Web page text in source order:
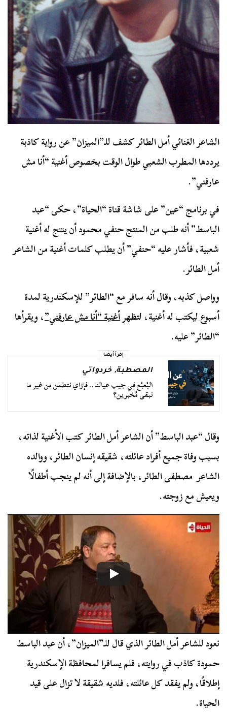
الشاعر الغنائي أمل الطائر كشف للـ”الميزان” عن رواية كاذبة
يرددها المطرب الشعبي طوال الوقت بخصوص أغنية “أنا مش
عارفني”.
في برنامج “عين” على شاشة قناة “الحياة”، حكى “عبد
الباسط” أنه طلب من المنتج حنفي محمود أن ينتج له أغنية
شعبية، فأشار عليه “حنفي” أن يطلب كلمات أغنية من الشاعر
أمل الطائر.
وواصل كذبه، وقال أنه سافر مع “الطائر” للإسكندرية لمدة
أسبوع ليكتب له أغنية، لتظهرأغنية “أنا مش عارفني”، ويقرأها
“الطائر” عليه.
إقرأ أيضا
المصطبة,خردواتي
البُعبُع في جيب عيالنا.. فإزاي نتطمن من غير ما
نبقى مُخبرين؟
وقال “عبد الباسط” أن الشاعر أمل الطائر كتب الأغنية لذاته،
بسبب وفاة جميع أفراد عائلته، شقيقه إنسان الطائر، ووالده
الشاعر مصطفى الطائر، بالإضافة إلى أنه لم ينجب أطفالًا
ويعيش مع زوجته.
نعود للشاعر أمل الطائر الذي قال للـ”الميزان”، أن عبد الباسط
حمودة كاذب في روايته، فلم يسافرا لمحافظة الإسكندرية
إطلاقًا، ولم يفقد كل عائلته، فلديه شقيقة لا تزال على قيد
الحياة.